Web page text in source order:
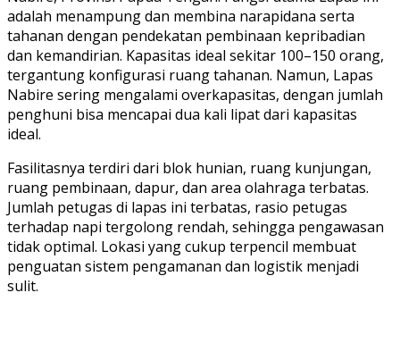
adalah menampung dan membina narapidana serta
tahanan dengan pendekatan pembinaan kepribadian
dan kemandirian. Kapasitas ideal sekitar 100–150 orang,
tergantung konfigurasi ruang tahanan. Namun, Lapas
Nabire sering mengalami overkapasitas, dengan jumlah
penghuni bisa mencapai dua kali lipat dari kapasitas
ideal.
Fasilitasnya terdiri dari blok hunian, ruang kunjungan,
ruang pembinaan, dapur, dan area olahraga terbatas.
Jumlah petugas di lapas ini terbatas, rasio petugas
terhadap napi tergolong rendah, sehingga pengawasan
tidak optimal. Lokasi yang cukup terpencil membuat
penguatan sistem pengamanan dan logistik menjadi
sulit.